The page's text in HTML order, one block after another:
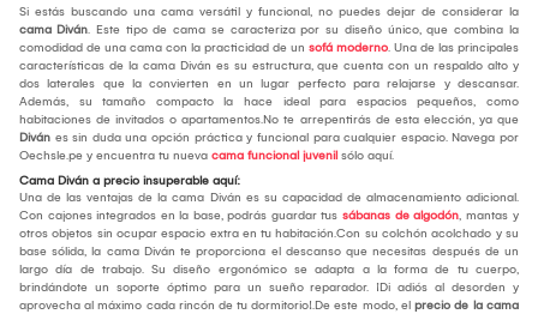
Si estás buscando una cama versátil y funcional, no puedes dejar de considerar la
cama Diván. Este tipo de cama se caracteriza por su diseño único, que combina la
comodidad de una cama con la practicidad de un sofá moderno. Una de las principales
características de la cama Diván es su estructura, que cuenta con un respaldo alto y
dos laterales que la convierten en un lugar perfecto para relajarse y descansar.
Además, su tamaño compacto la hace ideal para espacios pequeños, como
habitaciones de invitados o apartamentos.No te arrepentirás de esta elección, ya que
Diván es sin duda una opción práctica y funcional para cualquier espacio. Navega por
Oechsle.pe y encuentra tu nueva cama funcional juvenil sólo aquí.
Cama Diván a precio insuperable aquí:
Una de las ventajas de la cama Diván es su capacidad de almacenamiento adicional.
Con cajones integrados en la base, podrás guardar tus sábanas de algodón, mantas y
otros objetos sin ocupar espacio extra en tu habitación.Con su colchón acolchado y su
base sólida, la cama Diván te proporciona el descanso que necesitas después de un
largo día de trabajo. Su diseño ergonómico se adapta a la forma de tu cuerpo,
brindándote un soporte óptimo para un sueño reparador. ¡Di adiós al desorden y
aprovecha al máximo cada rincón de tu dormitorio!.De este modo, el precio de la cama